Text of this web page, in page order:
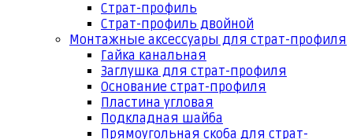
Страт-профиль
Страт-профиль двойной
Монтажные аксессуары для страт-профиля
Гайка канальная
Заглушка для страт-профиля
Основание страт-профиля
Пластина угловая
Подкладная шайба
Прямоугольная скоба для страт-